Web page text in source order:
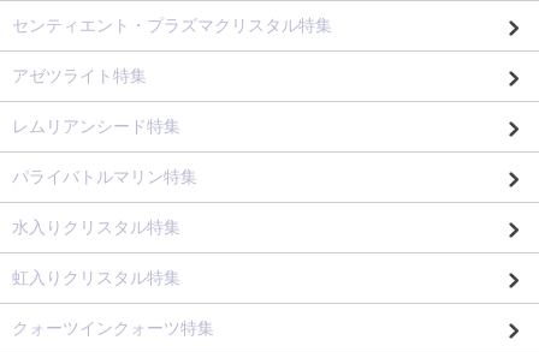
センティエント・プラズマクリスタル特集
アゼツライト特集
レムリアンシード特集
パライバトルマリン特集
水入りクリスタル特集
虹入りクリスタル特集
クォーツインクォーツ特集